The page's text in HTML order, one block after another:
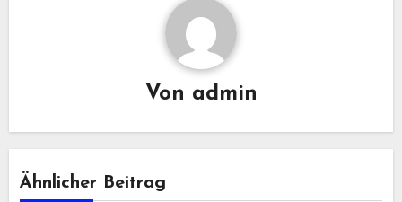
Von admin
Ähnlicher Beitrag